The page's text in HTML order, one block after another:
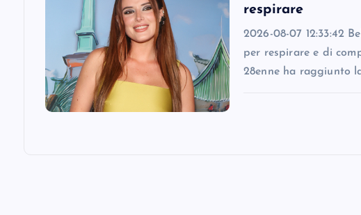
respirare
2026-08-07 12:33:42
per respirare e di
28enne ha raggiunto